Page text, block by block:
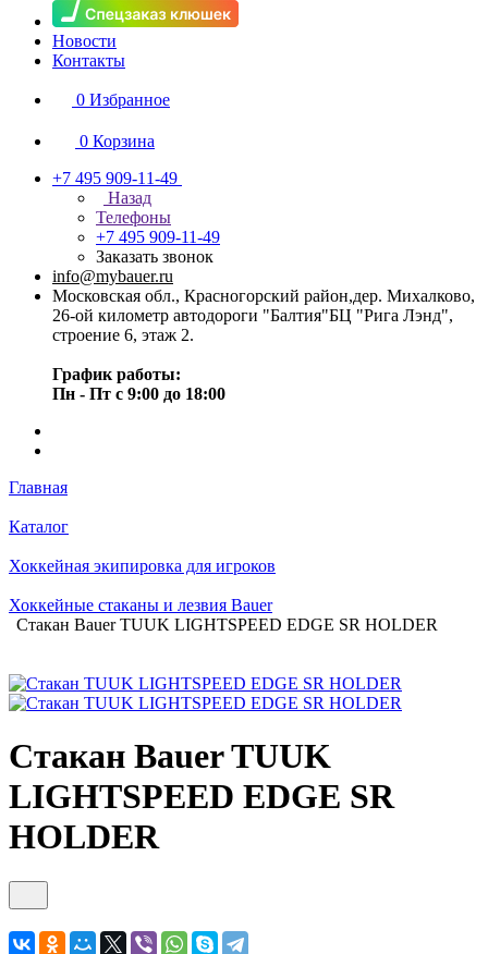
Новости
Контакты
0 Избранное
0 Корзина
+7 495 909-11-49
Назад
Телефоны
+7 495 909-11-49
Заказать звонок
info@mybauer.ru
Московская обл., Красногорский район,дер. Михалково,
26-ой километр автодороги "Балтия"БЦ "Рига Лэнд",
строение 6, этаж 2.
График работы:
Пн - Пт с 9:00 до 18:00
Главная
Каталог
Хоккейная экипировка для игроков
Хоккейные стаканы и лезвия Bauer
Стакан Bauer TUUK LIGHTSPEED EDGE SR HOLDER
Стакан Bauer TUUK
LIGHTSPEED EDGE SR
HOLDER